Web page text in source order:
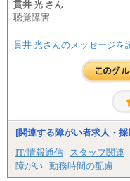
総合職 月
整給
※詳細は
■(株)JTB
総合職 月
みなし残
残業手当の
間に応じて
エリアサポ
貫井 光 さん
聴覚障害
貫井 光さんのメッセージを
[関連する障がい者求人・
IT/情報通信
スタッフ関連
障がい 勤務時間の配慮